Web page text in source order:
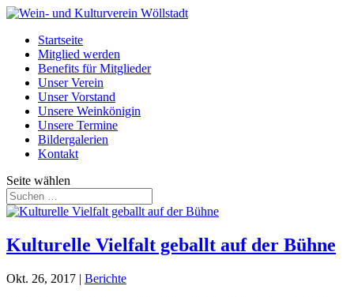
Startseite
Mitglied werden
Benefits für Mitglieder
Unser Verein
Unser Vorstand
Unsere Weinkönigin
Unsere Termine
Bildergalerien
Kontakt
Seite wählen
Kulturelle Vielfalt geballt auf der Bühne
Okt. 26, 2017 | Berichte